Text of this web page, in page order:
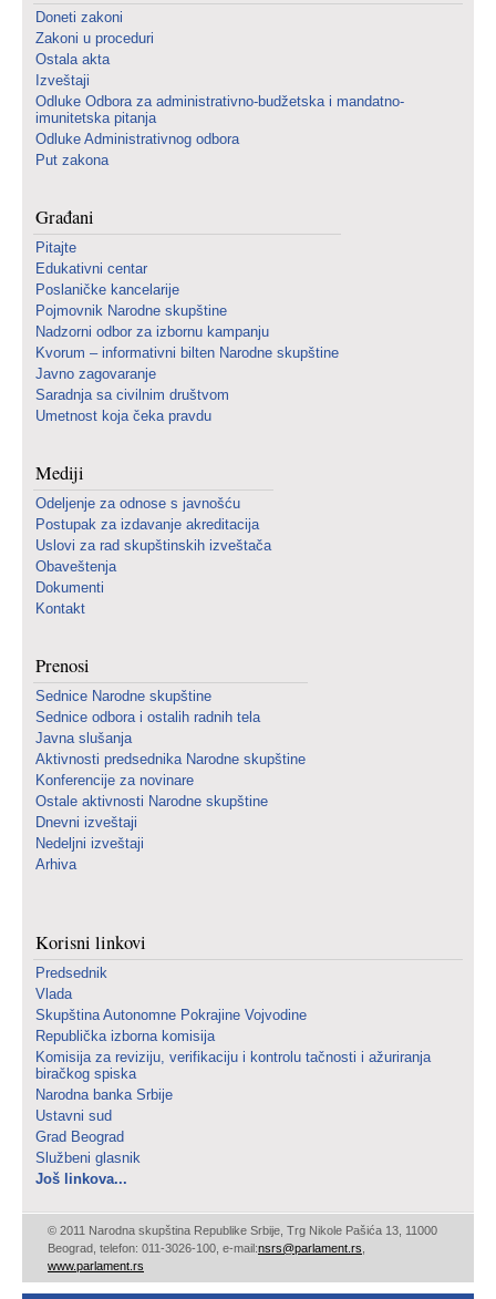
Doneti zakoni
Zakoni u proceduri
Ostala akta
Izveštaji
Odluke Odbora za administrativno-budžetska i mandatno-
imunitetska pitanja
Odluke Administrativnog odbora
Put zakona
Građani
Pitajte
Edukativni centar
Poslaničke kancelarije
Pojmovnik Narodne skupštine
Nadzorni odbor za izbornu kampanju
Kvorum – informativni bilten Narodne skupštine
Javno zagovaranje
Saradnja sa civilnim društvom
Umetnost koja čeka pravdu
Mediji
Odeljenje za odnose s javnošću
Postupak za izdavanje akreditacija
Uslovi za rad skupštinskih izveštača
Obaveštenja
Dokumenti
Kontakt
Prenosi
Sednice Narodne skupštine
Sednice odbora i ostalih radnih tela
Javna slušanja
Aktivnosti predsednika Narodne skupštine
Konferencije za novinare
Ostale aktivnosti Narodne skupštine
Dnevni izveštaji
Nedeljni izveštaji
Arhiva
Korisni linkovi
Predsednik
Vlada
Skupština Autonomne Pokrajine Vojvodine
Republička izborna komisija
Komisija za reviziju, verifikaciju i kontrolu tačnosti i ažuriranja
biračkog spiska
Narodna banka Srbije
Ustavni sud
Grad Beograd
Službeni glasnik
Još linkova...
© 2011 Narodna skupština Republike Srbije, Trg Nikole Pašića 13, 11000
Beograd, telefon: 011-3026-100, e-mail:nsrs@parlament.rs
www.parlament.rs